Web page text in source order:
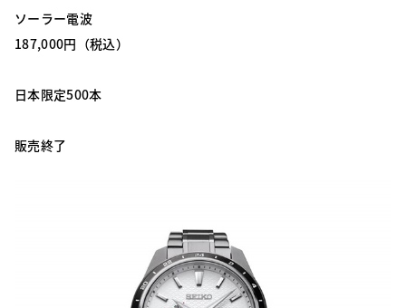
ソーラー電波
187,000円（税込）
日本限定500本
販売終了